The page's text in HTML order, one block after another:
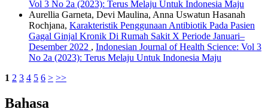
Vol 3 No 2a (2023): Terus Melaju Untuk Indonesia Maju
Aurellia Garneta, Devi Maulina, Anna Uswatun Hasanah
Rochjana, Karakteristik Penggunaan Antibiotik Pada Pasien
Gagal Ginjal Kronik Di Rumah Sakit X Periode Januari–
Desember 2022 , Indonesian Journal of Health Science: Vol 3
No 2a (2023): Terus Melaju Untuk Indonesia Maju
1 2 3 4 5 6 > >>
Bahasa